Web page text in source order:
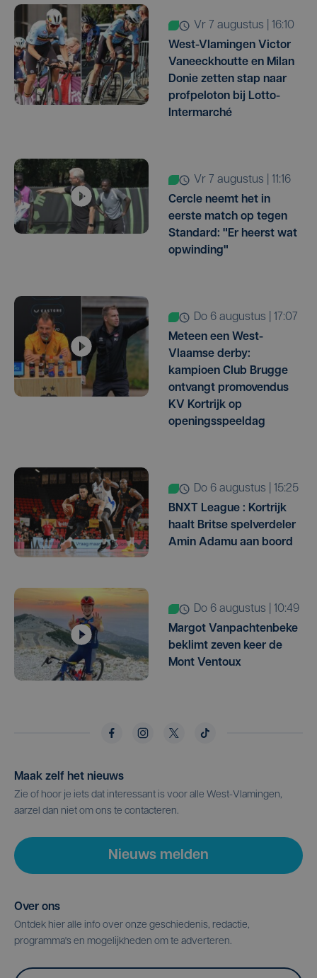
vr 7 augustus | 16:10
West-Vlamingen Victor
Vaneeckhoutte en Milan
Donie zetten stap naar
profpeloton bij Lotto-
Intermarché
vr 7 augustus | 11:16
Cercle neemt het in
eerste match op tegen
Standard: "Er heerst wat
opwinding"
do 6 augustus | 17:07
Meteen een West-
Vlaamse derby:
kampioen Club Brugge
ontvangt promovendus
KV Kortrijk op
openingsspeeldag
do 6 augustus | 15:25
BNXT League : Kortrijk
haalt Britse spelverdeler
Amin Adamu aan boord
do 6 augustus | 10:49
Margot Vanpachtenbeke
beklimt zeven keer de
Mont Ventoux
Maak zelf het nieuws
Zie of hoor je iets dat interessant is voor alle West-Vlamingen,
aarzel dan niet om ons te contacteren.
Nieuws melden
Over ons
Ontdek hier alle info over onze geschiedenis, redactie,
programma's en mogelijkheden om te adverteren.